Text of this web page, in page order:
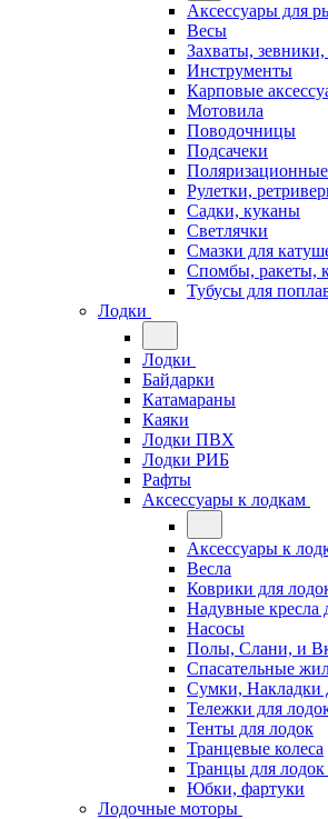
Аксессуары для
Весы
Захваты,
Инструменты
Карповые
Мотовила
Поводочницы
Подсачеки
Рулетки,
Садки, куканы
Светлячки
Смазки для
Спомбы, ракеты,
Тубусы для
Лодки
Лодки
Байдарки
Катамараны
Каяки
Лодки ПВХ
Лодки РИБ
Рафты
Аксессуары к лодкам
Аксессуары к
Весла
Коврики для
Надувные
Насосы
Полы, Слани, и
Спасательные
Сумки, Накладки
Тележки для
Тенты для лодок
Транцевые колеса
Транцы для
Юбки, фартуки
Лодочные моторы